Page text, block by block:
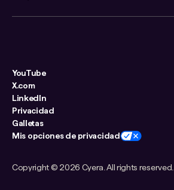
Copyright © 2026 Cyera. All rights reserved.
YouTube
X.com
LinkedIn
Privacidad
Galletas
Mis opciones de privacidad